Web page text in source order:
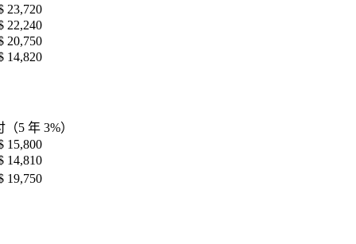
23,720
22,240
20,750
14,820
（5 年 3%）
15,800
14,810
19,750